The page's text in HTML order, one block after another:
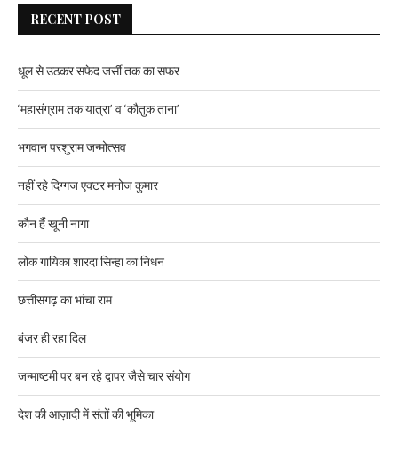
RECENT POST
धूल से उठकर सफेद जर्सी तक का सफर
‘महासंग्राम तक यात्रा’ व ‘कौतुक ताना’
भगवान परशुराम जन्मोत्सव
नहीं रहे दिग्गज एक्टर मनोज कुमार
कौन हैं खूनी नागा
लोक गायिका शारदा सिन्हा का निधन
छत्तीसगढ़ का भांचा राम
बंजर ही रहा दिल
जन्माष्टमी पर बन रहे द्वापर जैसे चार संयोग
देश की आज़ादी में संतों की भूमिका